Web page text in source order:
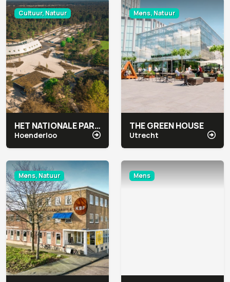
Cultuur, Natuur
HET NATIONALE PARK DE HOGE VELUWE
Hoenderloo
Mens, Natuur
THE GREEN HOUSE
Utrecht
Mens, Natuur Mens